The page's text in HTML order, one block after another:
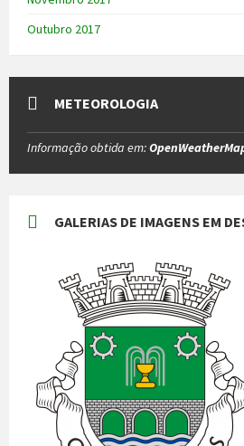
Outubro 2017
METEOROLOGIA
Informação obtida em:
GALERIAS DE IMAGENS EM